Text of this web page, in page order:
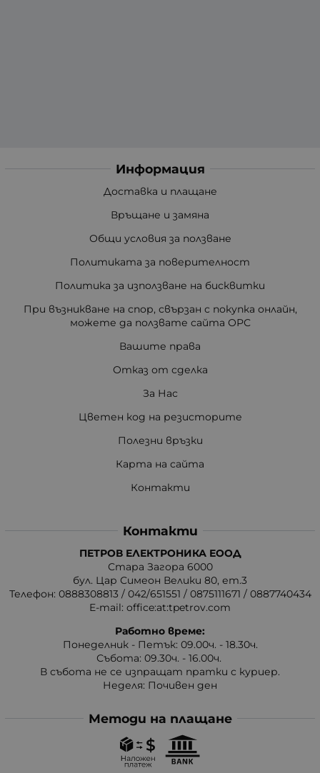
Информация
Доставка и плащане
Връщане и замяна
Общи условия за ползване
Политиката за поверителност
Политика за използване на бисквитки
При възникване на спор, свързан с покупка онлайн,
можете да ползвате сайта ОРС
Вашите права
Отказ от сделка
За Нас
Цветен код на резисторите
Полезни връзки
Карта на сайта
Контакти
Контакти
ПЕТРОВ ЕЛЕКТРОНИКА ЕООД
Стара Загора 6000
бул. Цар Симеон Велики 80, ет.3
Телефон: 0888308813 / 042/651551 / 0875111671 / 0887740434
E-mail: office:at:tpetrov.com
Работно време:
Понеделник - Петък: 09.00ч. - 18.30ч.
Събота: 09.30ч. - 16.00ч.
В събота не се изпращат пратки с куриер.
Неделя: Почивен ден
Методи на плащане